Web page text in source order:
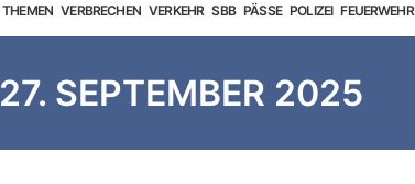
THEMEN VERBRECHEN VERKEHR SBB PÄSSE POLIZEI FEUERWEHR
27. SEPTEMBER 2025